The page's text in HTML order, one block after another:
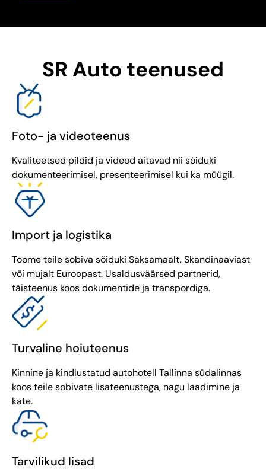
SR Auto teenused
Foto- ja videoteenus
Kvaliteetsed pildid ja videod aitavad nii sõiduki
dokumenteerimisel, presenteerimisel kui ka müügil.
Import ja logistika
Toome teile sobiva sõiduki Saksamaalt, Skandinaaviast
või mujalt Euroopast. Usaldusväärsed partnerid,
täisteenus koos dokumentide ja transpordiga.
Turvaline hoiuteenus
Kinnine ja kindlustatud autohotell Tallinna südalinnas
koos teile sobivate lisateenustega, nagu laadimine ja
kate.
Tarvilikud lisad